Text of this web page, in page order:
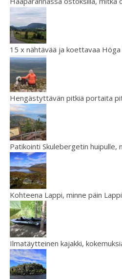
15 x nähtävää ja koettavaa
Hengästyttävän pitkiä portaita
Patikointi Skulebergetin huipulle,
Kohteena Lappi, minne päin
Ilmatäytteinen kajakki,